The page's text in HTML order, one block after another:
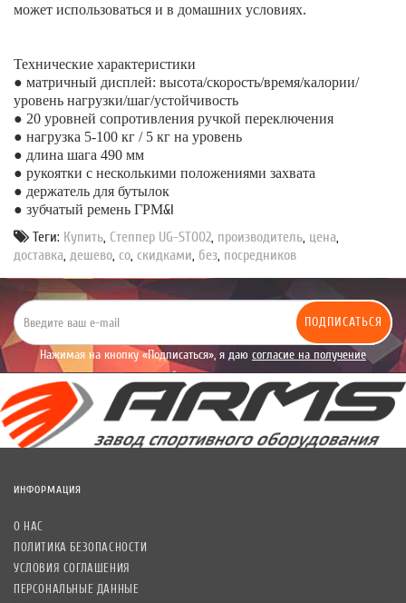
может использоваться и в домашних условиях.
Технические характеристики
● матричный дисплей: высота/скорость/время/калории/
уровень нагрузки/шаг/устойчивость
● 20 уровней сопротивления ручкой переключения
● нагрузка 5-100 кг / 5 кг на уровень
● длина шага 490 мм
● рукоятки с несколькими положениями захвата
● держатель для бутылок
● зубчатый ремень ГРМ&l
Теги: Купить, Степпер UG-ST002, производитель, цена,
доставка, дешево, со, скидками, без, посредников
ПОДПИСАТЬСЯ
Нажимая на кнопку «Подписаться», я даю согласие на получение
уведомлений рекламного характера.
ИНФОРМАЦИЯ
О НАС
ПОЛИТИКА БЕЗОПАСНОСТИ
УСЛОВИЯ СОГЛАШЕНИЯ
ПЕРСОНАЛЬНЫЕ ДАННЫЕ